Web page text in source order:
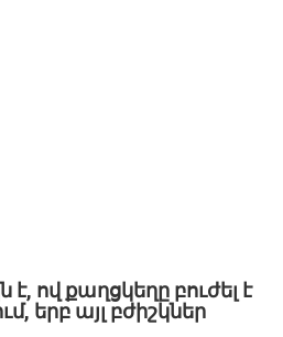
ով քաղցկեղը բուժել է
երբ այլ բժիշկներ